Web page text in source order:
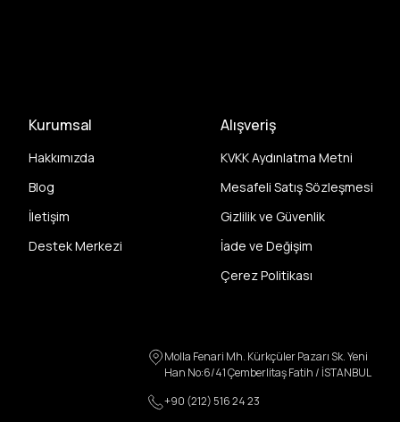
Kurumsal
Hakkımızda
Blog
İletişim
Destek Merkezi
Alışveriş
KVKK Aydınlatma Metni
Mesafeli Satış Sözleşmesi
Gizlilik ve Güvenlik
İade ve Değişim
Çerez Politikası
Molla Fenari Mh. Kürkçüler Pazarı Sk. Yeni
Han No:6/41 Çemberlitaş Fatih / İSTANBUL
+90 (212) 516 24 23